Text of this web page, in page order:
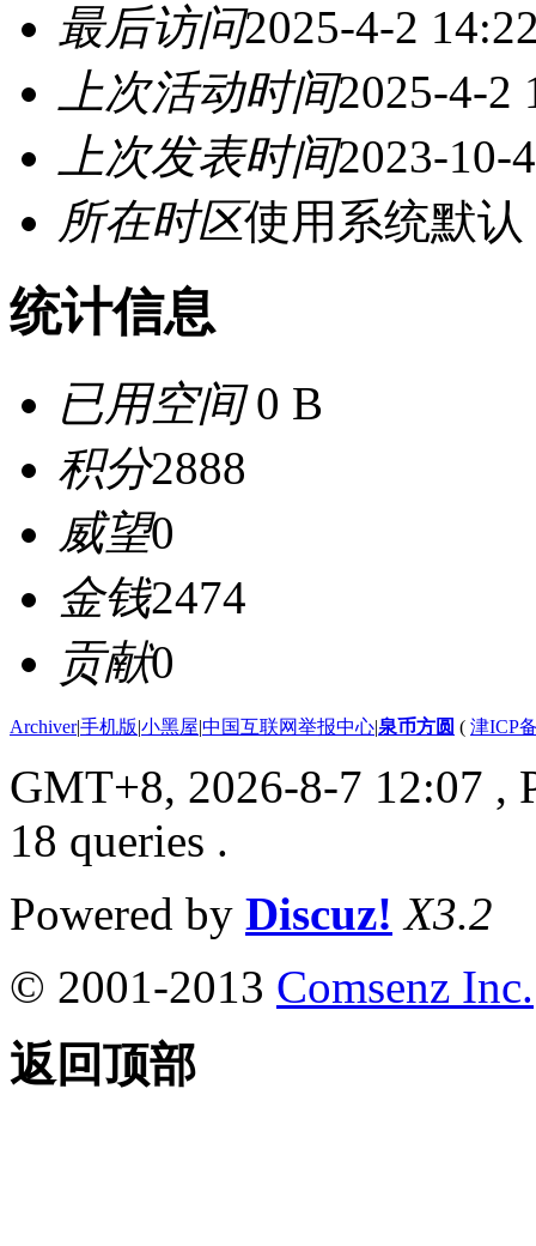
最后访问2025-4-2
上次活动时间2025-4-2
上次发表时间2023-10-
所在时区使用系统默认
统计信息
已用空间0 B
积分2888
威望0
金钱2474
贡献0
Archiver|手机版|小黑屋|中国互联网举报中心|泉币方圆 ( 津ICP
GMT+8, 2026-8-7 12:07 ,
18 queries .
Powered by Discuz! X3.2
© 2001-2013 Comsenz Inc.
返回顶部